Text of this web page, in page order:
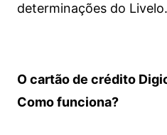
determinações do Livelo.
O cartão de crédito
Como funciona?